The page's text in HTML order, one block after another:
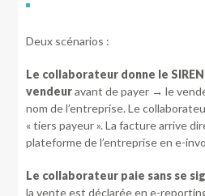
Deux scénarios :
Le collaborateur donne le
vendeuravant de payer → le
nom de l’entreprise. Le
« tiers payeur ». La facture arrive
plateforme de l’entreprise en e-
Le collaborateur paie sans se
la vente est déclarée en e-